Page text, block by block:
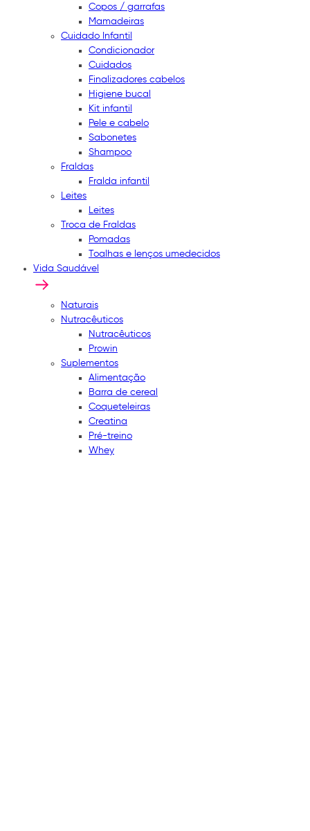
Copos / garrafas
Mamadeiras
Cuidado Infantil
Condicionador
Cuidados
Finalizadores cabelos
Higiene bucal
Kit infantil
Pele e cabelo
Sabonetes
Shampoo
Fraldas
Fralda infantil
Leites
Leites
Troca de Fraldas
Pomadas
Toalhas e lenços umedecidos
Vida Saudável
Naturais
Nutracêuticos
Nutracêuticos
Prowin
Suplementos
Alimentação
Barra de cereal
Coqueteleiras
Creatina
Pré-treino
Whey